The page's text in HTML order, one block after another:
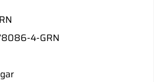
4-GRN